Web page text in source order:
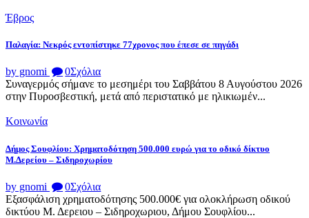
Έβρος
Παλαγία: Νεκρός εντοπίστηκε 77χρονος που έπεσε σε πηγάδι
by gnomi 0Σχόλια
Συναγερμός σήμανε το μεσημέρι του Σαββάτου 8 Αυγούστου 2026
στην Πυροσβεστική, μετά από περιστατικό με ηλικιωμέν...
Κοινωνία
Δήμος Σουφλίου: Χρηματοδότηση 500.000 ευρώ για το οδικό δίκτυο
Μ.Δερείου – Σιδηροχωρίου
by gnomi 0Σχόλια
Εξασφάλιση χρηματοδότησης 500.000€ για ολοκλήρωση οδικού
δικτύου Μ. Δερειου – Σιδηροχωριου, Δήμου Σουφλίου...